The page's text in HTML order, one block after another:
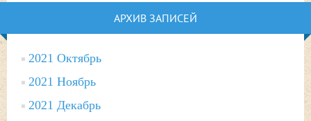
АРХИВ ЗАПИСЕЙ
2021 Октябрь
2021 Ноябрь
2021 Декабрь